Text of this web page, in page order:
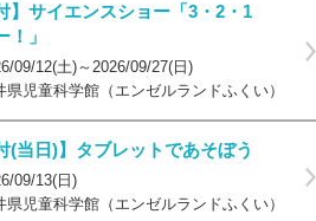
】サイエンスショー「3・2・1
！」
09/12(土)～2026/09/27(日)
県児童科学館（エンゼルランドふくい）
(当日)】タブレットであそぼう
09/13(日)
県児童科学館（エンゼルランドふくい）